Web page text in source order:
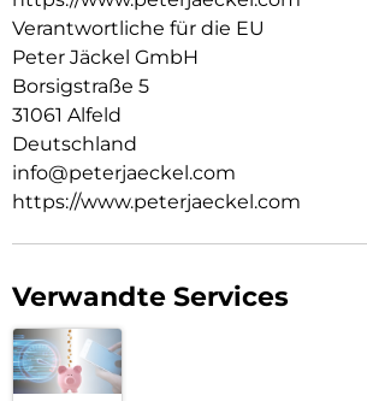
Verantwortliche für die EU
Peter Jäckel GmbH
Borsigstraße 5
31061 Alfeld
Deutschland
info@peterjaeckel.com
https://www.peterjaeckel.com
Verwandte Services